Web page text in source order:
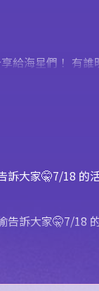
海星們！ 有誰
大家🤫7/18 的